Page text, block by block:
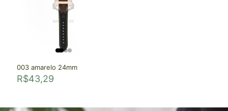
003 amarelo 24mm
R$43,29